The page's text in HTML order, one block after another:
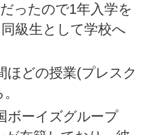
ったので1年入学を
級生として学校へ
ほどの授業(プレスク
ボーイズグループ